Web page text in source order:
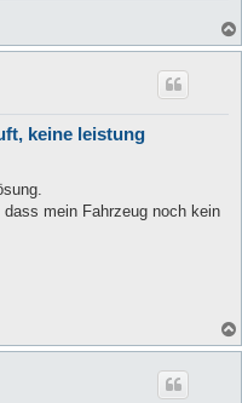
keine leistung
mein Fahrzeug noch kein